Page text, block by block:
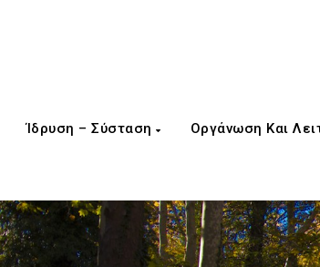
Ίδρυση – Σύσταση Οργάνωση Και